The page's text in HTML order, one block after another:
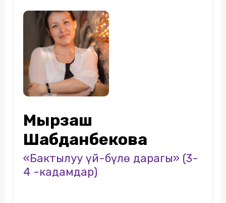
Мырзаш
Шабданбекова
«Бактылуу үй-бүлѳ дарагы» (3-
4 -кадамдар)